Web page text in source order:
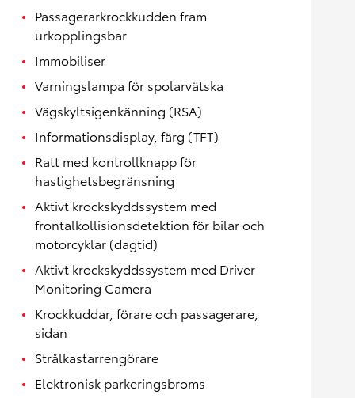
Passagerarkrockkudden fram
urkopplingsbar
Immobiliser
Varningslampa för spolarvätska
Vägskyltsigenkänning (RSA)
Informationsdisplay, färg (TFT)
Ratt med kontrollknapp för
hastighetsbegränsning
Aktivt krockskyddssystem med
frontalkollisionsdetektion för bilar och
motorcyklar (dagtid)
Aktivt krockskyddssystem med Driver
Monitoring Camera
Krockkuddar, förare och passagerare,
sidan
Strålkastarrengörare
Elektronisk parkeringsbroms